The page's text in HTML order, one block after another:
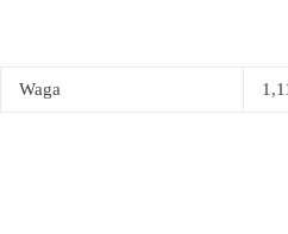
Waga